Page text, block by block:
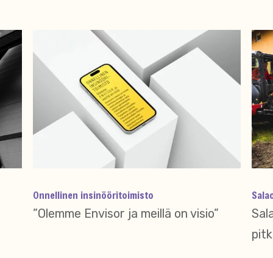
Onnellinen insinööritoimisto
”Olemme Envisor ja meillä on visio”